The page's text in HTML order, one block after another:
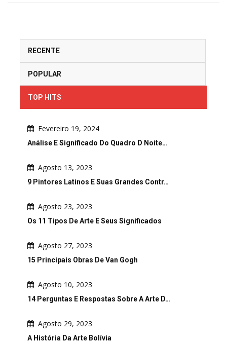
RECENTE
POPULAR
TOP HITS
Fevereiro 19, 2024
Análise E Significado Do Quadro D Noite…
Agosto 13, 2023
9 Pintores Latinos E Suas Grandes Contr…
Agosto 23, 2023
Os 11 Tipos De Arte E Seus Significados
Agosto 27, 2023
15 Principais Obras De Van Gogh
Agosto 10, 2023
14 Perguntas E Respostas Sobre A Arte D…
Agosto 29, 2023
A História Da Arte Bolívia